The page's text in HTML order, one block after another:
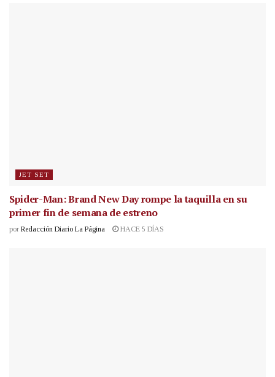
JET SET
Spider-Man: Brand New Day rompe la taquilla en su
primer fin de semana de estreno
por Redacción Diario La Página HACE 5 DÍAS